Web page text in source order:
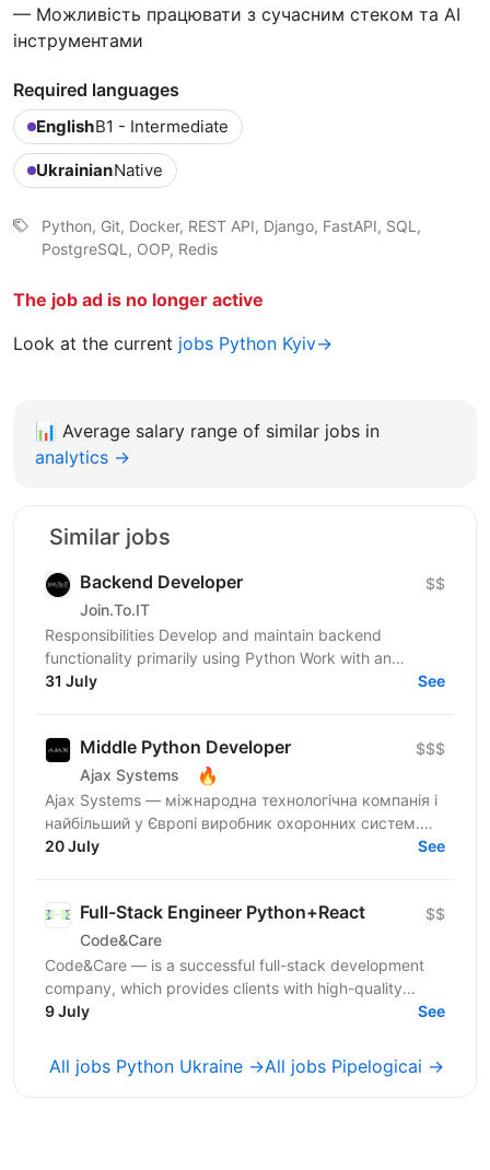
— Можливість працювати з сучасним стеком та AI
інструментами
Required languages
EnglishB1 - Intermediate
UkrainianNative
Python, Git, Docker, REST API, Django, FastAPI, SQL,
PostgreSQL, OOP, Redis
The job ad is no longer active
Look at the current jobs Python Kyiv→
📊 Average salary range of similar jobs in
analytics →
Similar jobs
Backend Developer
Join.To.IT
$$
Responsibilities Develop and maintain backend
functionality primarily using Python Work with an
additional backend technology/stack depending on
31 July See
Middle Python Developer
Ajax Systems 🔥
$$$
Ajax Systems — міжнародна технологічна компанія і
найбільший у Європі виробник охоронних систем.
Вони мають підвищені вимоги до надійності та
20 July See
Full-Stack Engineer Python+React
Code&Care
$$
Code&Care — is a successful full-stack development
company, which provides clients with high-quality
development assistance worldwide. Now our team has
9 July See
All jobs Python Ukraine →All jobs Pipelogicai →